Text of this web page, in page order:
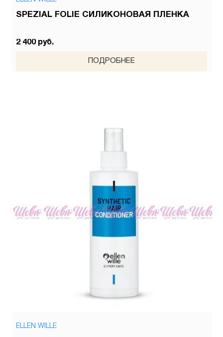
SPEZIAL FOLIE СИЛИКОНОВАЯ ПЛЕНКА
2 400 руб.
ПОДРОБНЕЕ
ELLEN WILLE